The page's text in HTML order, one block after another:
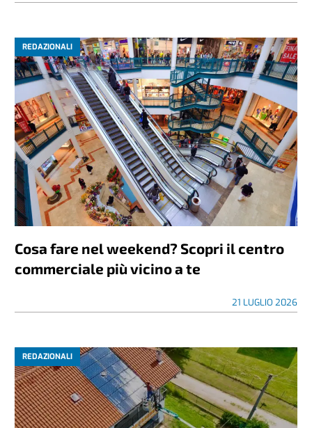
REDAZIONALI
Cosa fare nel weekend? Scopri il centro
commerciale più vicino a te
21 LUGLIO 2026
REDAZIONALI